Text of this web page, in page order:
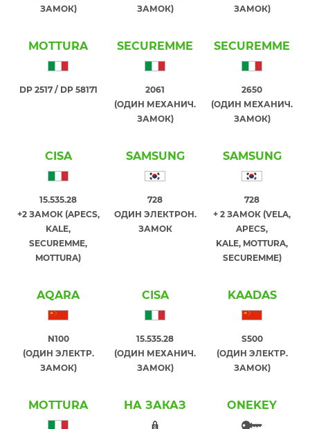
ЗАМОК)
ЗАМОК)
ЗАМОК)
MOTTURA
DP 2517 / DP 58171
SECUREMME
2061
(ОДИН МЕХАНИЧ.
ЗАМОК)
SECUREMME
2650
(ОДИН МЕХАНИЧ.
ЗАМОК)
CISA
15.535.28
+2 ЗАМОК (APECS,
KALE,
SECUREMME,
MOTTURA)
SAMSUNG
728
ОДИН ЭЛЕКТРОН.
ЗАМОК
SAMSUNG
728
+ 2 ЗАМОК (VELA,
APECS,
KALE, MOTTURA,
SECUREMME)
AQARA
N100
(ОДИН ЭЛЕКТР.
ЗАМОК)
CISA
15.535.28
(ОДИН МЕХАНИЧ.
ЗАМОК)
KAADAS
S500
(ОДИН ЭЛЕКТР.
ЗАМОК)
MOTTURA НА ЗАКАЗ ONEKEY